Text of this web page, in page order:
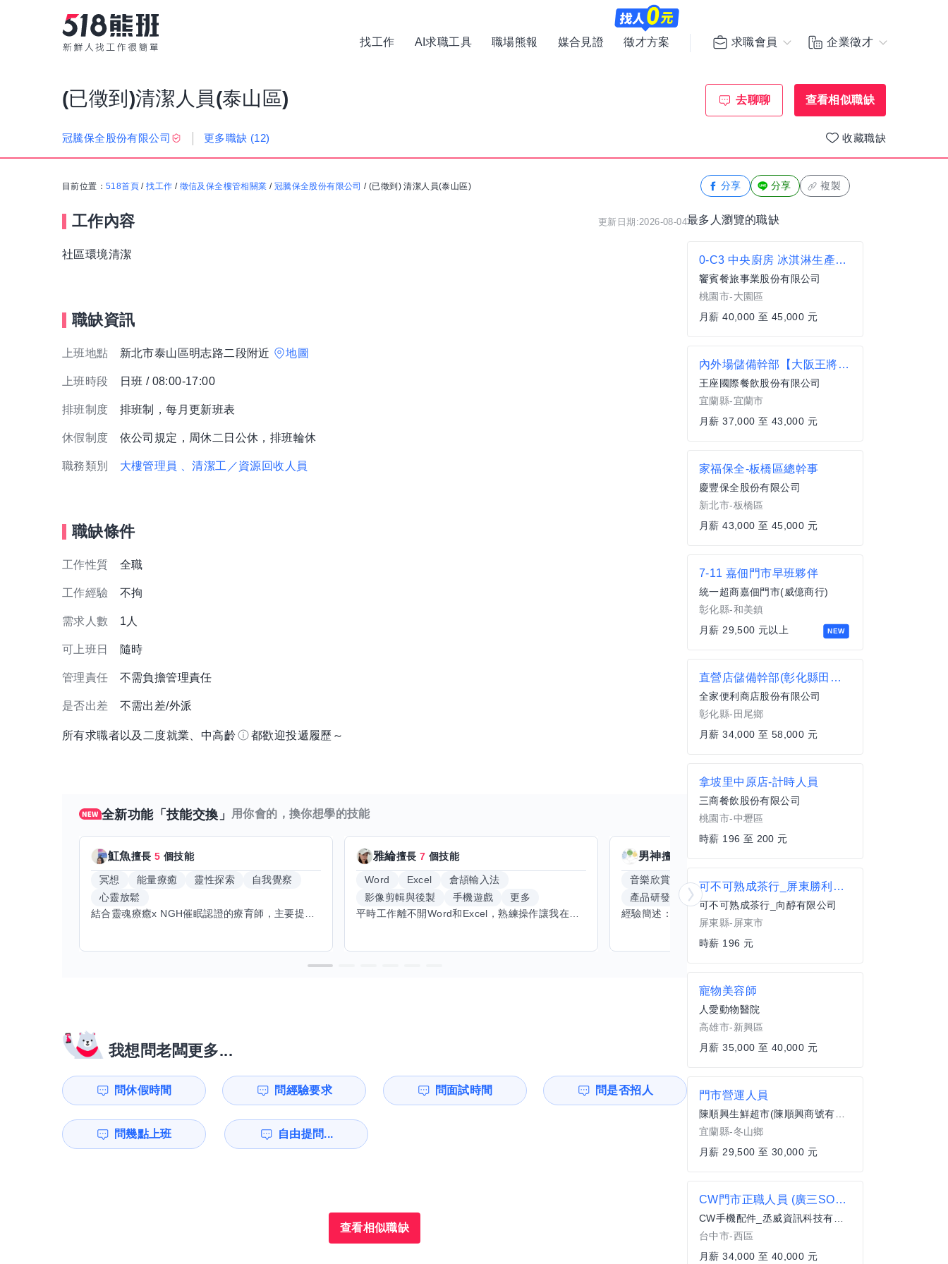
找工作 AI求職工具 職場熊報 媒合見證 徵才方案 求職會員 企業徵才
(已徵到)清潔人員(泰山區) 去聊聊 查看相似職缺
冠騰保全股份有限公司 更多職缺 (12) 收藏職缺
目前位置： 518首頁 /找工作 / 徵信及保全樓管相關業 / 冠騰保全股份有限公司 /(已徵到) 清潔人員(泰山區)
工作內容 更新日期:2026-08-04
社區環境清潔
職缺資訊
上班地點 新北市泰山區明志路二段附近 地圖
上班時段 日班 / 08:00-17:00
排班制度 排班制，每月更新班表
休假制度 依公司規定，周休二日公休，排班輪休
職務類別 大樓管理員 、清潔工／資源回收人員
職缺條件
工作性質 全職
工作經驗 不拘
需求人數 1人
可上班日 隨時
管理責任 不需負擔管理責任
是否出差 不需出差/外派
所有求職者以及二度就業、中高齡 都歡迎投遞履歷～
全新功能「技能交換」 用你會的，換你想學的技能
魟魚擅長5 個技能
冥想 能量療癒 靈性探索
自我覺察
心靈放鬆
結合靈魂療癒x NGH催眠認證的療育師，主要提供潛意識探索和靈魂導向的催眠療育。你會全程100%清醒跟我對話。
雅綸擅長7 個技能
Word Excel
倉頡輸入法
影像剪輯與後製
手機遊戲
更多
平時工作離不開Word和Excel，熟練操作讓我在文件整理和數據處理上都得心應手，還能用倉頡輸入法快速打字。近期想挑戰英文學習，希望能透過交換技能一起進步！如果你英文流利，需要中文或電腦技巧輔助，歡迎找我搭檔，咱們一起歡樂學習，互相激勵，成為彼此的學習小夥伴！
男神擅長
音樂欣賞 顧問服務
遊戲設計
產品研發
跨部門協作
更多
我想問老闆更多...
問休假時間 問經驗要求 問面試時間 問是否招人
問幾點上班 自由提問...
查看相似職缺
分享 分享 複製
最多人瀏覽的職缺
0-C3 中央廚房 冰淇淋生產技術士
饗賓餐旅事業股份有限公司
桃園市-大園區
月薪 40,000 至 45,000 元
內外場儲備幹部【大阪王將-宜蘭新月店】月薪37000~43000#另有門市達標獎金 無經驗可
王座國際餐飲股份有限公司
宜蘭縣-宜蘭市
月薪 37,000 至 43,000 元
家福保全-板橋區總幹事
慶豐保全股份有限公司
新北市-板橋區
月薪 43,000 至 45,000 元
NEW
7-11 嘉佃門市早班夥伴
統一超商嘉佃門市(威億商行)
彰化縣-和美鎮
月薪 29,500 元以上
直營店儲備幹部(彰化縣田尾鄉)
全家便利商店股份有限公司
彰化縣-田尾鄉
月薪 34,000 至 58,000 元
拿坡里中原店-計時人員
三商餐飲股份有限公司
桃園市-中壢區
時薪 196 至 200 元
可不可熟成茶行_屏東勝利店_晚班計時人員
可不可熟成茶行_向醇有限公司
屏東縣-屏東市
時薪 196 元
寵物美容師
人愛動物醫院
高雄市-新興區
月薪 35,000 至 40,000 元
門市營運人員
陳順興生鮮超市(陳順興商號有限公司)
宜蘭縣-冬山鄉
月薪 29,500 至 30,000 元
CW門市正職人員 (廣三SOGO)
CW手機配件_丞威資訊科技有限公司
台中市-西區
月薪 34,000 至 40,000 元